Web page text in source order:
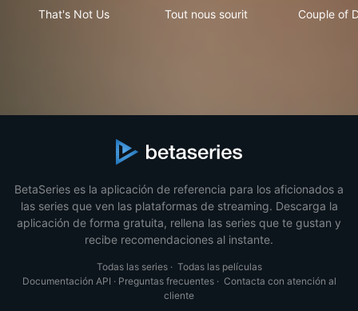
That's Not Us Tout nous sourit Couple of
BetaSeries es la aplicación de referencia para los aficionados a
las series que ven las plataformas de streaming. Descarga la
aplicación de forma gratuita, rellena las series que te gustan y
recibe recomendaciones al instante.
Todas las series· Todas las películas
Documentación API · Preguntas frecuentes· Contacta con atención al
cliente